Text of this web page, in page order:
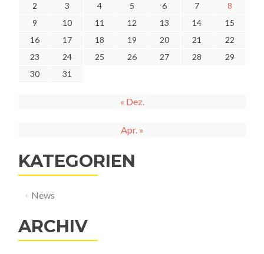
2
3 4 5 6 7
8
9
10 11 12 13 14
15
16
17 18 19 20 21
22
23
24 25 26 27 28
29
30
31
« Dez.
Apr. »
KATEGORIEN
News
ARCHIV